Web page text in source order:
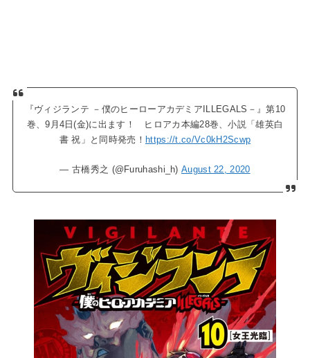
『ヴィジランテ －僕のヒーローアカデミアILLEGALS－』第10
巻、9月4日(金)に出ます！ ヒロアカ本編28巻、小説「雄英白
書 祝」と同時発売！ https://t.co/Vc0kH2Scwp
— 古橋秀之 (@Furuhashi_h)August 22, 2020